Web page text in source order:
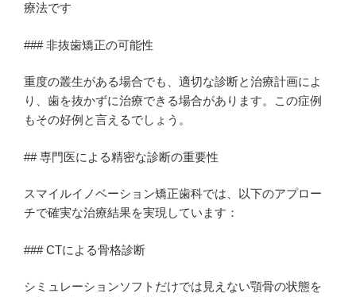
療法です
### 非抜歯矯正の可能性
重度の叢生がある場合でも、適切な診断と治療計画によ
り、歯を抜かずに治療できる場合があります。この症例
もその好例と言えるでしょう。
## 専門医による精密な診断の重要性
スマイルイノベーション矯正歯科では、以下のアプロー
チで確実な治療結果を実現しています：
### CTによる骨格診断
シミュレーションソフトだけでは見えない顎骨の状態を